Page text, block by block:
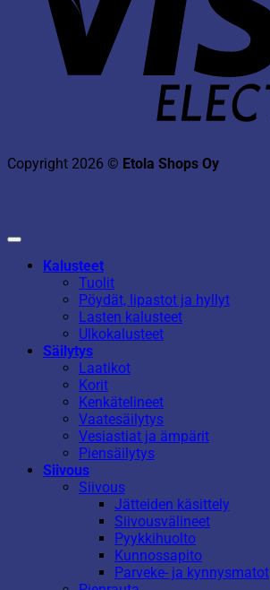
Copyright 2026 © Etola Shops Oy
Kalusteet
Tuolit
Pöydät, lipastot ja hyllyt
Lasten kalusteet
Ulkokalusteet
Säilytys
Laatikot
Korit
Kenkätelineet
Vaatesäilytys
Vesiastiat ja ämpärit
Piensäilytys
Siivous
Siivous
Jätteiden käsittely
Siivousvälineet
Pyykkihuolto
Kunnossapito
Parveke- ja kynnysmatot